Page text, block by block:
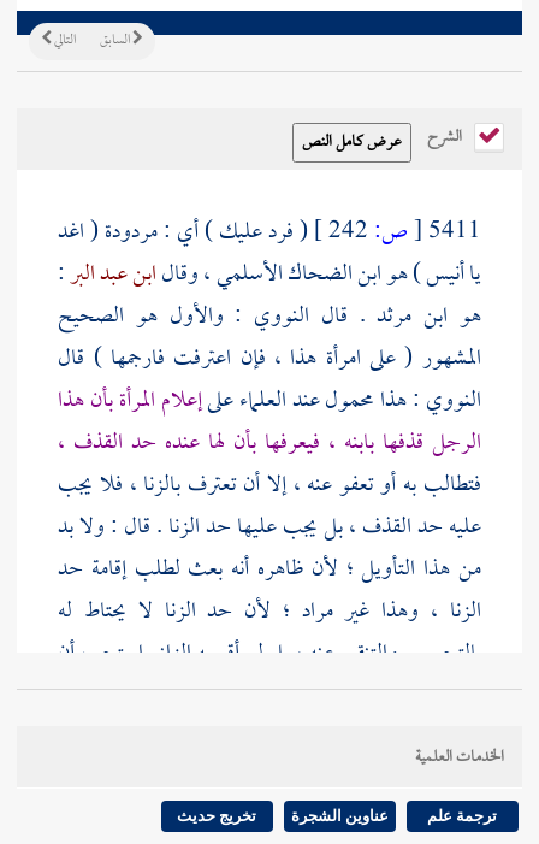
التالي السابق
الشرح
5411
[ص:
( فرد عليك ) أي : مردودة ( اغد
ياأنيس) هو ابن الضحاك الأسلمي ، وقالابن عبد البر:
هو ابن مرثد . قال النووي : والأول هو الصحيح
المشهور ( على امرأة هذا ، فإن اعترفت فارجمها ) قال
النووي : هذا محمول عند العلماء علىإعلام المرأة بأن هذا
الرجل قذفها بابنه ، فيعرفها بأن لها عنده حد القذف ،
فتطالب به أو تعفو عنه ، إلا أن تعترف بالزنا ، فلا يجب
عليه حد القذف ، بل يجب عليها حد الزنا . قال : ولا بد
من هذا التأويل ؛ لأن ظاهره أنه بعث لطلب إقامة حد
الزنا ، وهذا غير مراد ؛ لأن حد الزنا لا يحتاط له
بالتحسس والتنقير عنه ، بل لو أقر به الزاني استحب أن
يلقن[ص:243 ]
الرجوع فحينئذ يتعين التأويل الذي
ذكرناه .
الخدمات العلمية
ترجمة علم عناوين الشجرة تخريج حديث